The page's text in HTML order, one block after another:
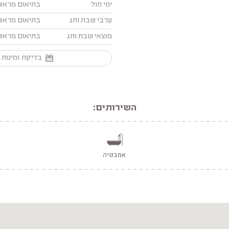
ימי חול
בתיאום
ערבי שבת וחג
בתיאום
מוצאי שבת וחג
בתיאום
בדיקת
השירותים:
אמבטיה